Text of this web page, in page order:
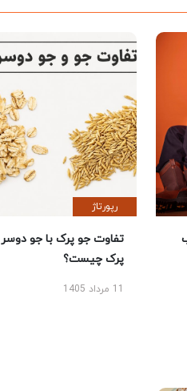
رپورتاژ
تفاوت جو پرک با جو دوسر
پرک چیست؟
11 مرداد 1405